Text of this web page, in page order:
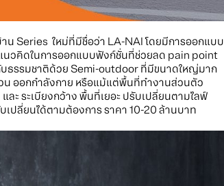
Series ใหม่ที่มีชื่อว่า LA-NAI โดยมีการออกแบบ
นวคิดในการออกแบบฟังก์ชั่นที่ช่วยลด pain point
ธรรมชาติด้วย Semi-outdoor ที่มีขนาดใหญ่มาก
ออกกำลังกาย หรือแม้แต่พื้นที่ทำงานส่วนตัว
ะ ระเบียงกว้าง พื้นที่เยอะ ปรับเปลี่ยนตามไลฟ์
ปลี่ยนได้ตามต้องการ ราคา 10-20 ล้านบาท